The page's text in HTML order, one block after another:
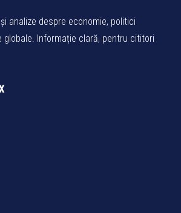
analize despre economie, politici
globale. Informație clară, pentru cititori